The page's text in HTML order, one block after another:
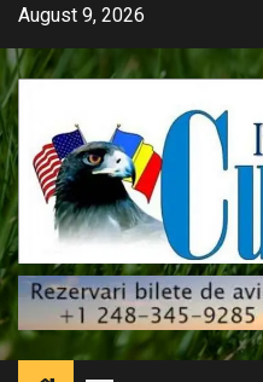
Skip
content
August 9, 2026